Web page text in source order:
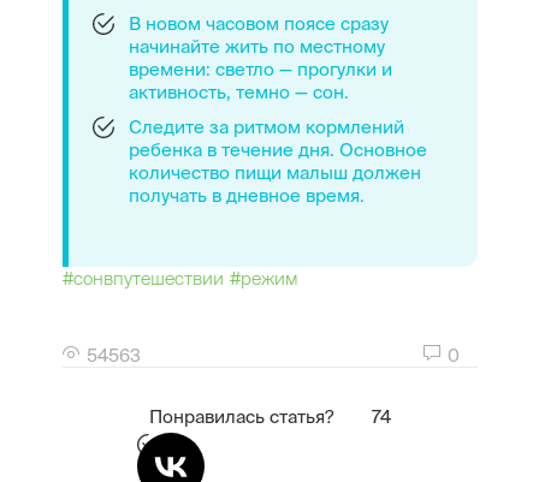
В новом часовом поясе сразу
начинайте жить по местному
времени: светло — прогулки и
активность, темно — сон.
Следите за ритмом кормлений
ребенка в течение дня. Основное
количество пищи малыш должен
получать в дневное время.
#сонвпутешествии #режим
54563 0
Понравилась статья? 74